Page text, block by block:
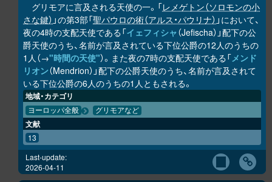
グリモアに言及される天使の一。「レメゲトン（ソロモンの小
さな鍵） 」の第3部「聖パウロの術（アルス・パウリナ） 」において、
夜の4時の支配天使である「イェフィシャ（Jefischa）」配下の公
爵天使のうち、名前が言及されている下位公爵の12人のうちの
1人（→"時間の天使"）。また夜の7時の支配天使である「メンド
リオン（Mendrion）」配下の公爵天使のうち、名前が言及されて
いる下位公爵の6人のうちの1人ともされる。
地域・カテゴリ
ヨーロッパ全般 グリモアなど
文献
13
Last-update:
2026-04-11